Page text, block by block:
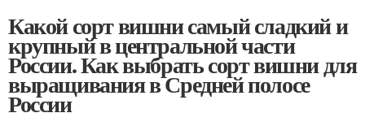
Какой сорт вишни самый сладкий и
крупный в центральной части
России. Как выбрать сорт вишни для
выращивания в Средней полосе
России